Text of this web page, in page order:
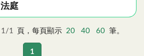
法庭
1/1 頁，每頁顯示 20 40 60 筆。
1